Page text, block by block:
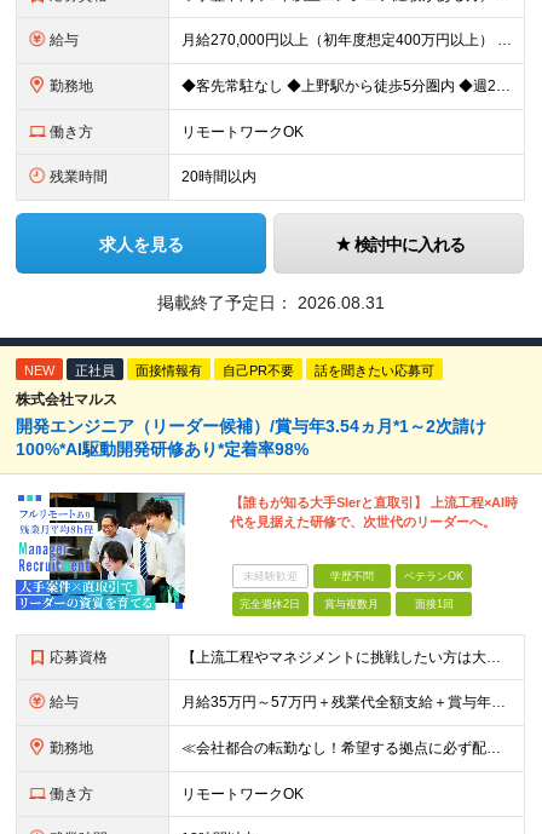
給与 月給270,000円以上（初年度想定400万円以上） ※ご経験やスキル、前職給等を考慮して給与額を決定します。 ※試用期間は3ヶ月間となります。期間中の待遇に変更はありません。 ★社員の昇給率はほ
勤務地 ◆客先常駐なし ◆上野駅から徒歩5分圏内 ◆週2回のリモートワーク実施中 ◆転勤なし 上野の各オフィスでの勤務となります。 ￣￣￣￣￣￣￣￣￣￣￣￣￣￣￣￣￣ ＜本社＞ 東京都台東区上野7-2-8
働き方 リモートワークOK
残業時間 20時間以内
求人を見る 検討中に入れる
掲載終了予定日： 2026.08.31
NEW 正社員 面接情報有 自己PR不要 話を聞きたい応募可
株式会社マルス
開発エンジニア（リーダー候補）/賞与年3.54ヵ月*1～2次請け
100%*AI駆動開発研修あり*定着率98%
【誰もが知る大手SIerと直取引】 上流工程×AI時
代を見据えた研修で、次世代のリーダーへ。
未経験歓迎 学歴不問 ベテランOK
完全週休2日 賞与複数月 面接1回
応募資格 【上流工程やマネジメントに挑戦したい方は大歓迎です！】 ★開発エンジニアとしての実務経験をお持ちの方 ★上記に加え、下記いずれかに該当する方 ・チームのリーダー／サブリーダーの経験をお持ちの方 ・教育
給与 月給35万円～57万円＋残業代全額支給＋賞与年3.45ヵ月(リーダー経験者) 月給32万円～43万円＋残業代全額支給＋賞与年3.45ヵ月(実務経験者) 入社時想定年収： 490万円～798万円(リー
勤務地 ≪会社都合の転勤なし！希望する拠点に必ず配属します。新潟Uターン・Iターン大歓迎！≫ 首都圏(東京、神奈川、千葉、埼玉)または新潟市、長岡市周辺のお客様先または各拠点での勤務となります。 ■東京支社
働き方 リモートワークOK